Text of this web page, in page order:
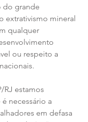
do grande
extrativismo mineral
qualquer
ou respeito a
RJ estamos
necessário a
em defasa